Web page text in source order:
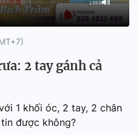
1:59:50
2 tay gánh cả
1 khối óc, 2 tay, 2 chân
được không?